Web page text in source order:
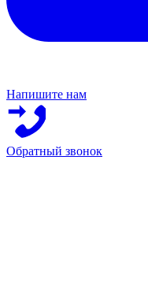
Напишите нам
Обратный звонок